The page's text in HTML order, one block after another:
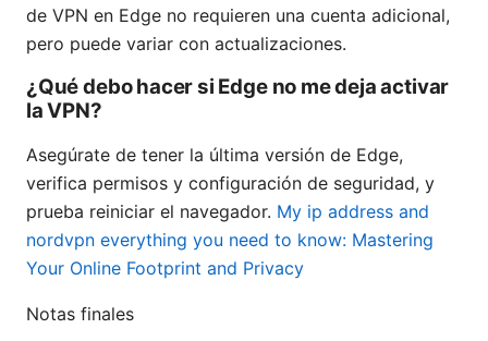
de VPN en Edge no requieren una cuenta adicional,
pero puede variar con actualizaciones.
¿Qué debo hacer si Edge no me deja activar
la VPN?
Asegúrate de tener la última versión de Edge,
verifica permisos y configuración de seguridad, y
prueba reiniciar el navegador. My ip address and
nordvpn everything you need to know: Mastering
Your Online Footprint and Privacy
Notas finales